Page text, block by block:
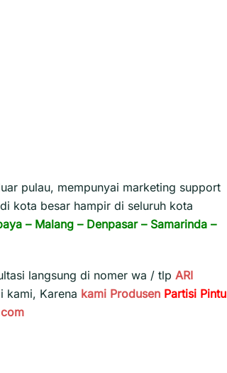
pulau, mempunyai marketing support
kota besar hampir di seluruh kota
– Malang – Denpasar– Samarinda –
langsung di nomer wa / tlp ARI
kami, Karena kami Produsen Partisi Pintu